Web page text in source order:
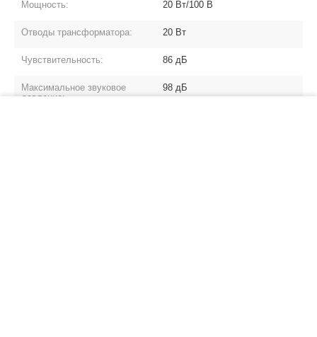
Мощность: 20 Вт/100 В
Отводы трансформатора: 20 Вт
Чувствительность: 86 дБ
Максимальное звуковое
давление:
98 дБ